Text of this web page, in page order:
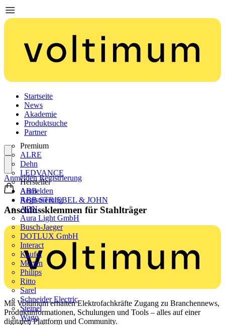
Startseite
News
Akademie
Produktsuche
Partner
Premium
ALRE
Dehn
LEDVANCE
Hersteller
ABB
ABB STRIEBEL & JOHN
ABN
Aura Light GmbH
Busch-Jaeger
DOTLUX GmbH
Interact
Kaufel
Merten
Philips
Ritto
Sarel
Schneider Electric
Steinel
Wago
Anmelden
Registrierung
Anmelden Registrierung
Anschlussklemmen für Stahlträger
Mit Voltimum erhalten Elektrofachkräfte Zugang zu Branchennews,
Produktinformationen, Schulungen und Tools – alles auf einer
digitalen Plattform und Community.